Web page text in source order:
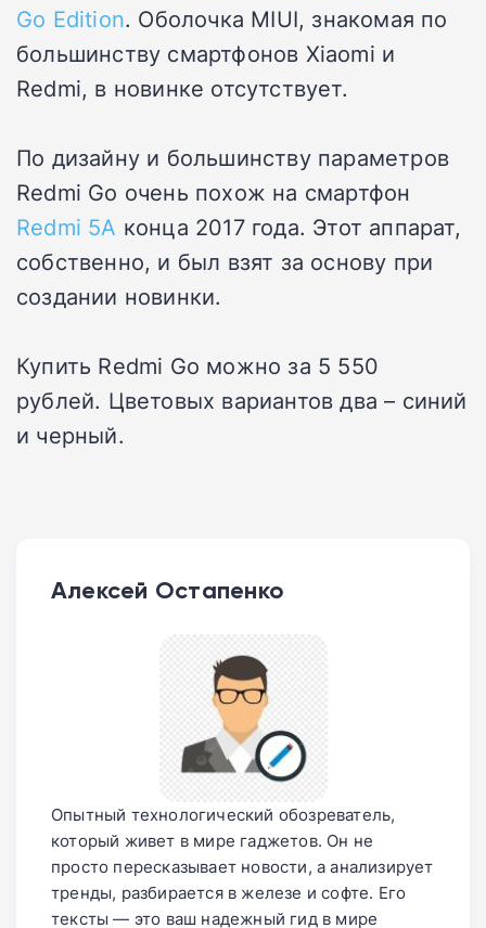
Go Edition. Оболочка MIUI, знакомая по
большинству смартфонов Xiaomi и
Redmi, в новинке отсутствует.
По дизайну и большинству параметров
Redmi Go очень похож на смартфон
Redmi 5A конца 2017 года. Этот аппарат,
собственно, и был взят за основу при
создании новинки.
Купить Redmi Go можно за 5 550
рублей. Цветовых вариантов два – синий
и черный.
Алексей Остапенко
Опытный технологический обозреватель,
который живет в мире гаджетов. Он не
просто пересказывает новости, а анализирует
тренды, разбирается в железе и софте. Его
тексты — это ваш надежный гид в мире